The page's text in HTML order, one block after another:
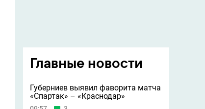
Главные новости
Губерниев выявил фаворита матча
«Спартак» – «Краснодар»